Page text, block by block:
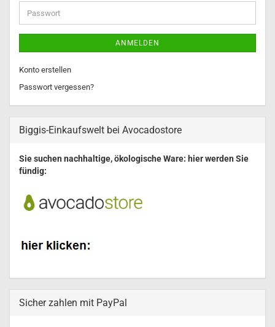
Passwort
ANMELDEN
Konto erstellen
Passwort vergessen?
Biggis-Einkaufswelt bei Avocadostore
Sie suchen nachhaltige, ökologische Ware: hier werden Sie
fündig:
Sicher zahlen mit PayPal